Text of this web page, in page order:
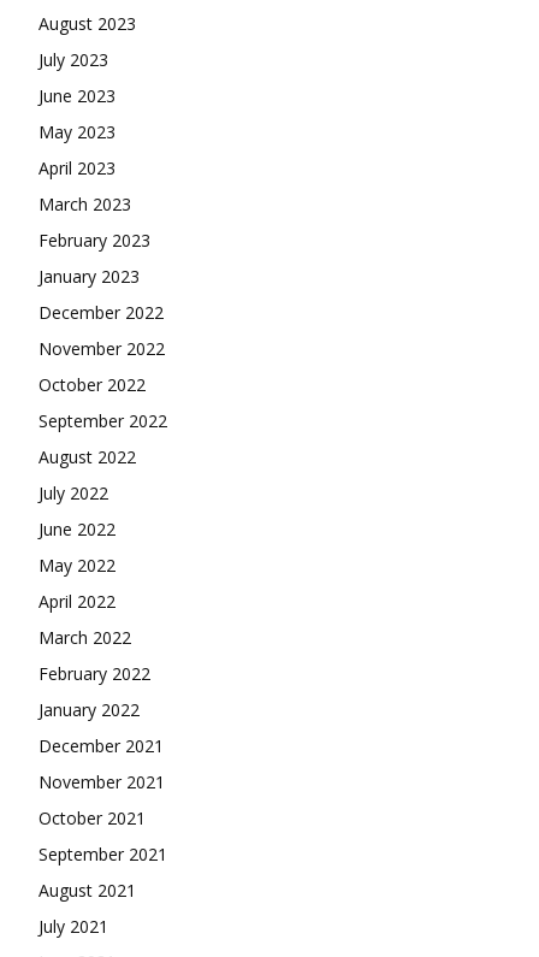
August 2023
July 2023
June 2023
May 2023
April 2023
March 2023
February 2023
January 2023
December 2022
November 2022
October 2022
September 2022
August 2022
July 2022
June 2022
May 2022
April 2022
March 2022
February 2022
January 2022
December 2021
November 2021
October 2021
September 2021
August 2021
July 2021